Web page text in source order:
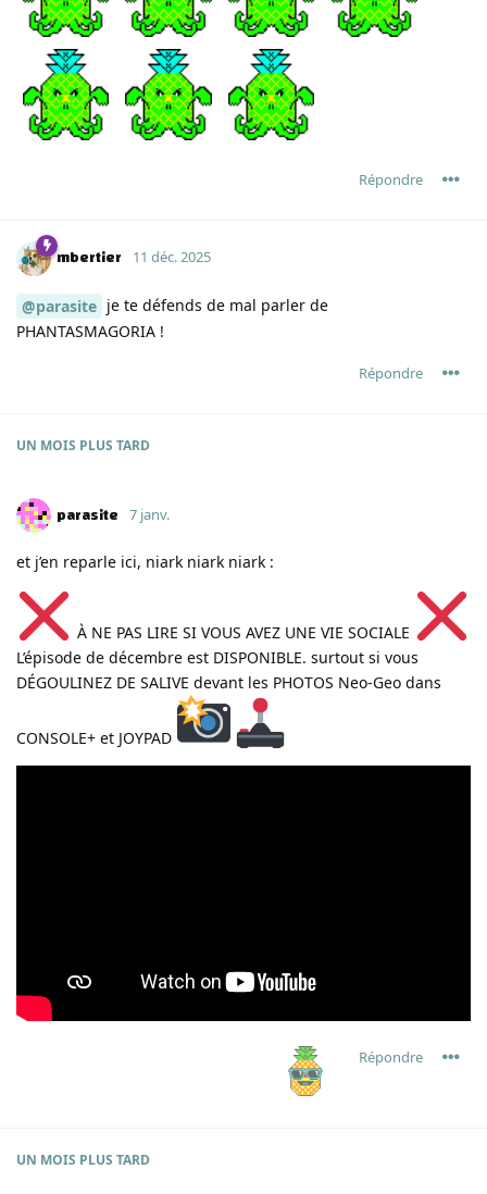
Répondre
mbertier 11 déc. 2025
@parasite je te défends de mal parler de
PHANTASMAGORIA !
Répondre
UN MOIS PLUS TARD
parasite 7 janv.
et j’en reparle ici, niark niark niark :
À NE PAS LIRE SI VOUS AVEZ UNE VIE SOCIALE
L’épisode de décembre est DISPONIBLE. surtout si vous
DÉGOULINEZ DE SALIVE devant les PHOTOS Neo-Geo dans
CONSOLE+ et JOYPAD
Répondre
UN MOIS PLUS TARD